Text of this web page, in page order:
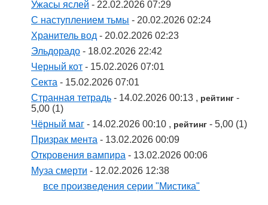
Ужасы яслей - 22.02.2026 07:29
С наступлением тьмы - 20.02.2026 02:24
Хранитель вод - 20.02.2026 02:23
Эльдорадо - 18.02.2026 22:42
Черный кот - 15.02.2026 07:01
Секта - 15.02.2026 07:01
Странная тетрадь - 14.02.2026 00:13 , рейтинг -
5,00 (1)
Чëрный маг - 14.02.2026 00:10 , рейтинг - 5,00 (1)
Призрак мента - 13.02.2026 00:09
Откровения вампира - 13.02.2026 00:06
Муза смерти - 12.02.2026 12:38
все произведения серии "Мистика"